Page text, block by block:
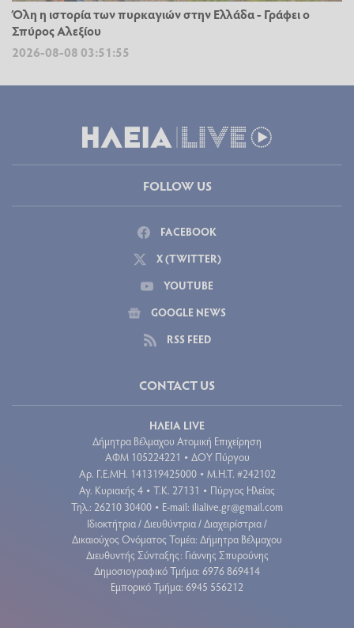
Όλη η ιστορία των πυρκαγιών στην Ελλάδα - Γράφει ο
Σπύρος Αλεξίου
2026-08-08 03:51:55
FOLLOW US
FACEBOOK
X (TWITTER)
YOUTUBE
GOOGLE NEWS
RSS FEED
CONTACT US
ΗΛΕΙΑ LIVE
Δήμητρα Βέλμαχου Ατομική Επιχείρηση
ΑΦΜ 105224221 • ΔΟΥ Πύργου
Aρ. Γ.Ε.ΜΗ. 141319425000 • Μ.Η.Τ. #242102
Αγ. Κυριακής 4 • Τ.Κ. 27131 • Πύργος Ηλείας
Τηλ.: 26210 30400 • E-mail: ilialive.gr@gmail.com
Ιδιοκτήτρια / Διευθύντρια / Διαχειρίστρια /
Δικαιούχος Ονόματος Τομέα: Δήμητρα Βέλμαχου
Διευθυντής Σύνταξης: Γιάννης Σπυρούνης
Δημοσιογραφικό Τμήμα: 6976 869414
Εμπορικό Τμήμα: 6945 556212